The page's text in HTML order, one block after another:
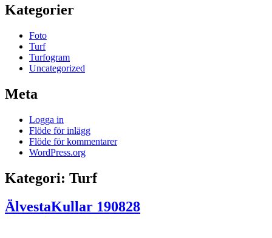
Kategorier
Foto
Turf
Turfogram
Uncategorized
Meta
Logga in
Flöde för inlägg
Flöde för kommentarer
WordPress.org
Kategori: Turf
ÄlvestaKullar 190828